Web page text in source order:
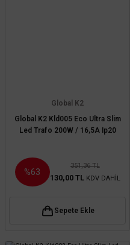
Global K2
Global K2 Kld005 Eco Ultra Slim
Led Trafo 200W / 16,5A Ip20
%63
351,36 TL
130,00 TL KDV DAHİL
Sepete Ekle